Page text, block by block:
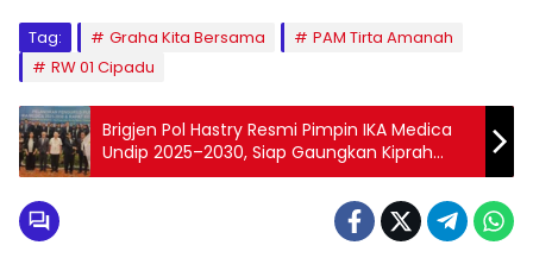
Tag: Graha Kita Bersama
PAM Tirta Amanah
RW 01 Cipadu
Brigjen Pol Hastry Resmi Pimpin IKA Medica
Undip 2025–2030, Siap Gaungkan Kiprah
Alumni FK Undip